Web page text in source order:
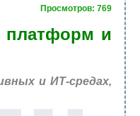
Просмотров: 769
платформ и
и ИТ-средах,